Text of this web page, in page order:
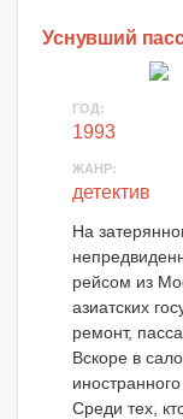
Уснувший
ГОД:
1993
ЖАНР:
детектив
На
рейсом из
азиатских
ремонт,
Вскоре в
Среди тех,